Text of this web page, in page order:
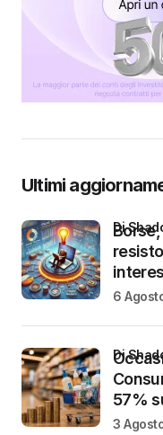
Ultimi
di
6
57%
di
3